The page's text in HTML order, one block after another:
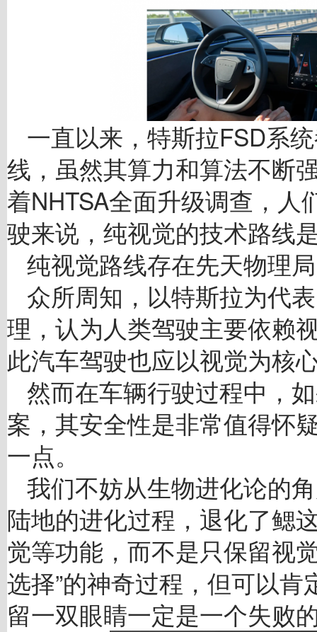
一直以来，特斯拉FSD系
线，虽然其算力和算法不断
着NHTSA全面升级调查，人
驶来说，纯视觉的技术路线
纯视觉路线存在先天物理
众所周知，以特斯拉为代
理，认为人类驾驶主要依赖
此汽车驾驶也应以视觉为核
然而在车辆行驶过程中，
案，其安全性是非常值得怀
一点。
我们不妨从生物进化论的
陆地的进化过程，退化了鳃
觉等功能，而不是只保留视
选择”的神奇过程，但可以
留一双眼睛一定是一个失败